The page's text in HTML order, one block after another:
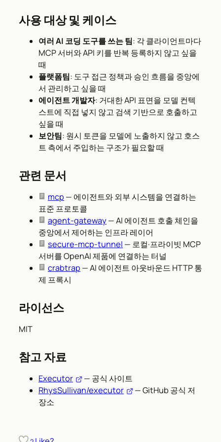
사용 대상 및 케이스
여러 AI 코딩 도구를 쓰는 팀: 각 클라이언트마다
MCP 서버와 API 키를 반복 등록하지 않고 싶을
때
플랫폼팀: 도구 접근 정책과 승인 흐름을 중앙에
서 관리하고 싶을 때
에이전트 개발자: 거대한 API 표면을 모델 컨텍
스트에 직접 넣지 않고 검색 기반으로 호출하고
싶을 때
보안팀: 원시 토큰을 모델에 노출하지 않고 호스
트 측에서 주입하는 구조가 필요할 때
관련 문서
mcp — 에이전트와 외부 시스템을 연결하는
표준 프로토콜
agent-gateway— AI 에이전트 호출 체인을
중앙에서 제어하는 인프라 레이어
secure-mcp-tunnel — 로컬·프라이빗 MCP
서버를 OpenAI 제품에 연결하는 터널
crabtrap — AI 에이전트 아웃바운드 HTTP 통
제 프록시
라이선스
MIT
참고 자료
Executor
— 공식 사이트
RhysSullivan/executor
— GitHub 공식 저
장소